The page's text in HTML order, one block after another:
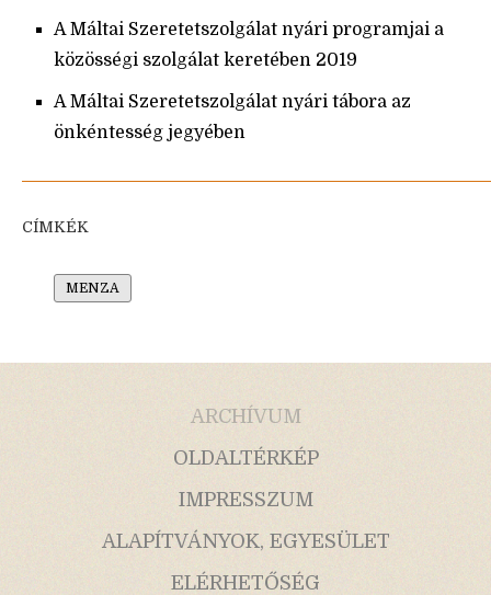
A Máltai Szeretetszolgálat nyári programjai a
közösségi szolgálat keretében 2019
A Máltai Szeretetszolgálat nyári tábora az
önkéntesség jegyében
CÍMKÉK
MENZA
ARCHÍVUM
OLDALTÉRKÉP
IMPRESSZUM
ALAPÍTVÁNYOK, EGYESÜLET
ELÉRHETŐSÉG